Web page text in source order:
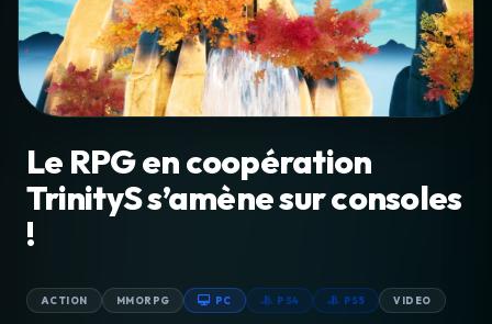
Le RPG en coopération
TrinityS s’amène sur consoles
!
ACTION MMORPG PC PS4 PS5 VIDEO